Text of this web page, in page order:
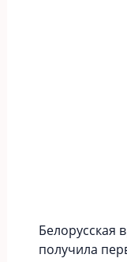
Белорусская
получила